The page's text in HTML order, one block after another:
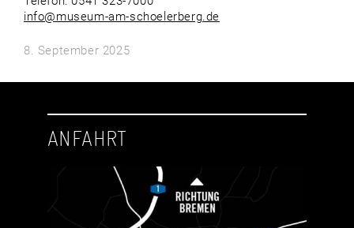
info@museum-am-schoelerberg.de
8. September 2025
ANFAHRT